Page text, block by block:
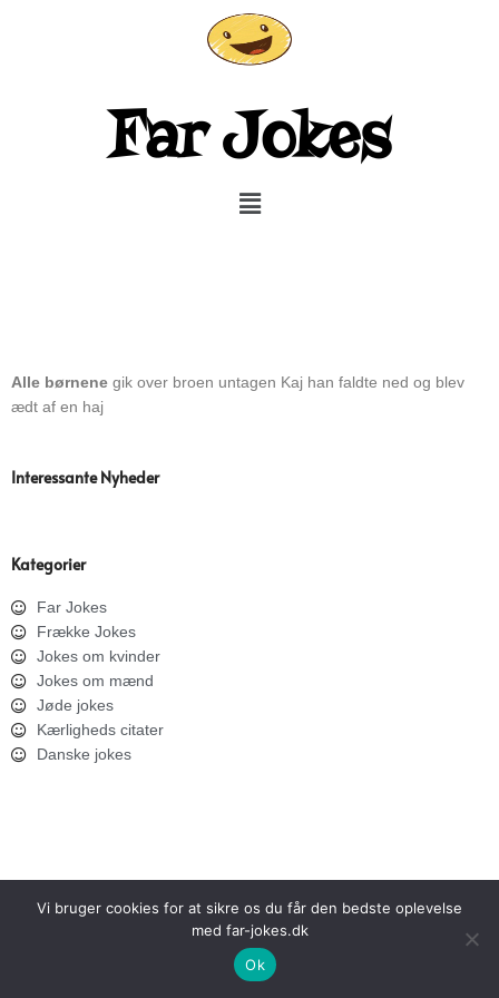
Far Jokes
Menu
Alle børnene gik over broen untagen Kaj han faldte ned og blev
ædt af en haj
Interessante Nyheder
Kategorier
Far Jokes
Frække Jokes
Jokes om kvinder
Jokes om mænd
Jøde jokes
Kærligheds citater
Danske jokes
SITEMAP PRIVATLIVSPOLITIK
Copyright © 2026 Far Jokes
Vi bruger cookies for at sikre os du får den bedste oplevelse
med far-jokes.dk
Ok